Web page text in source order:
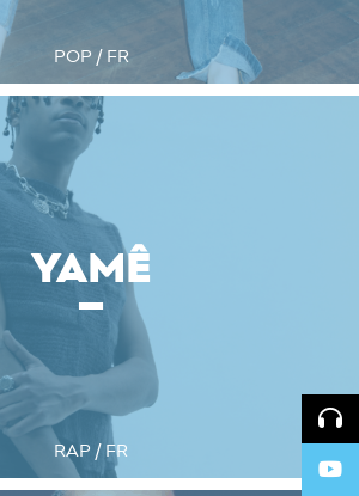
POP / FR
YAMÊ
RAP / FR